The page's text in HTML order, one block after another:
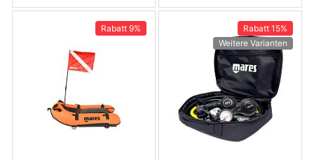
Rabatt 9% Rabatt 15%
Weitere Varianten